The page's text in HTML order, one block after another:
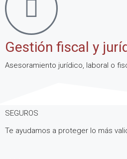
Gestión fiscal y
Asesoramiento jurídico, laboral o
SEGUROS
Te ayudamos a proteger lo más